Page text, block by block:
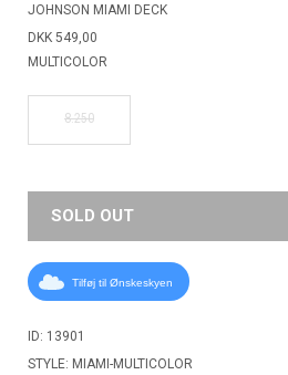
JOHNSON MIAMI DECK
DKK 549,00
MULTICOLOR
8.250
SOLD OUT
Tilføj til Ønskeskyen
ID: 13901
STYLE: MIAMI-MULTICOLOR